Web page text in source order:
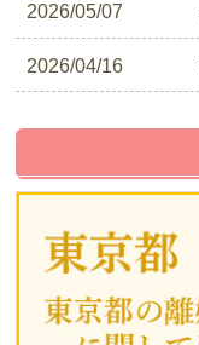
2026/05/07
2026/04/16